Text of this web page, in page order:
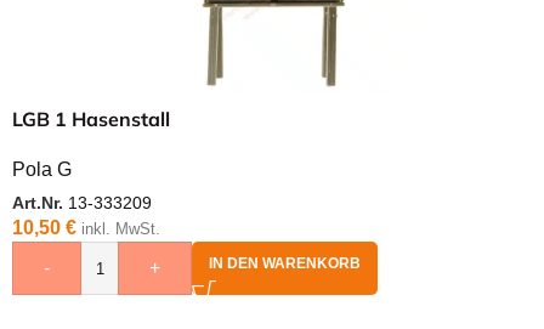
LGB 1 Hasenstall
Pola G
Art.Nr. 13-333209
10,50 € inkl. MwSt.
- + IN DEN WARENKORB